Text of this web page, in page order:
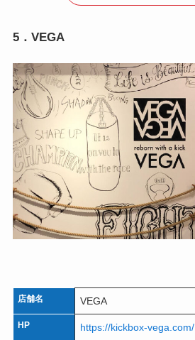
5．VEGA
店舗名 VEGA
HP https://kickbox-vega.com/